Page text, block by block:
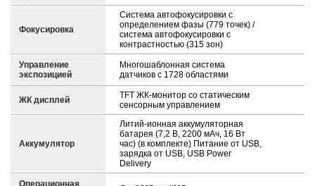
Фокусировка
Система автофокусировки с
определением фазы (779 точек) /
система автофокусировки с
контрастностью (315 зон)
Управление
экспозицией
Многошаблонная система
датчиков с 1728 областями
ЖК дисплей
TFT ЖК-монитор со статическим
сенсорным управлением
Аккумулятор
Литий-ионная аккумуляторная
батарея (7,2 В, 2200 мАч, 16 Вт
час) (в комплекте) Питание от USB,
зарядка от USB, USB Power
Delivery
Операционная